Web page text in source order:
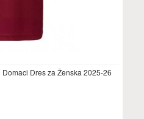
Dres za Ženska 2025-26